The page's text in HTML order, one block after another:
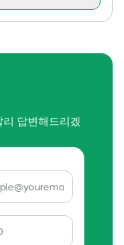
답변해드리겠